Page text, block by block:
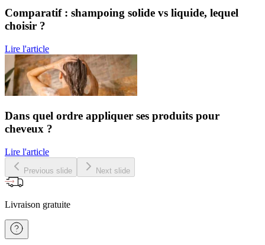
Comparatif : shampoing solide vs liquide, lequel
choisir ?
Lire l'article
Dans quel ordre appliquer ses produits pour
cheveux ?
Lire l'article
Previous slide Next slide
Livraison gratuite